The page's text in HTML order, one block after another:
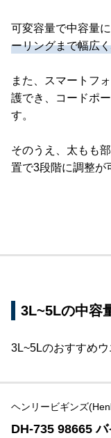
可変容量で中容量
ーリングまで幅広
また、スマートフ
護でき、コードポ
す。
そのうえ、太もも
置で3段階に調整が
3L~5Lの中容
3L~5Lのおすすめウ
ヘンリービギンズ
DH-735 98665